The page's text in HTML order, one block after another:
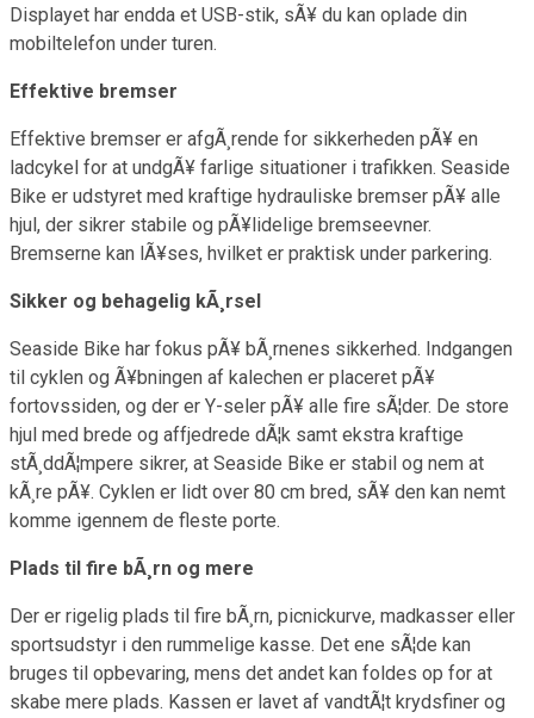
Displayet har endda et USB-stik, sÃ¥ du kan oplade din
mobiltelefon under turen.
Effektive bremser
Effektive bremser er afgÃ¸rende for sikkerheden pÃ¥ en
ladcykel for at undgÃ¥ farlige situationer i trafikken. Seaside
Bike er udstyret med kraftige hydrauliske bremser pÃ¥ alle
hjul, der sikrer stabile og pÃ¥lidelige bremseevner.
Bremserne kan lÃ¥ses, hvilket er praktisk under parkering.
Sikker og behagelig kÃ¸rsel
Seaside Bike har fokus pÃ¥ bÃ¸rnenes sikkerhed. Indgangen
til cyklen og Ã¥bningen af kalechen er placeret pÃ¥
fortovssiden, og der er Y-seler pÃ¥ alle fire sÃ¦der. De store
hjul med brede og affjedrede dÃ¦k samt ekstra kraftige
stÃ¸ddÃ¦mpere sikrer, at Seaside Bike er stabil og nem at
kÃ¸re pÃ¥. Cyklen er lidt over 80 cm bred, sÃ¥ den kan nemt
komme igennem de fleste porte.
Plads til fire bÃ¸rn og mere
Der er rigelig plads til fire bÃ¸rn, picnickurve, madkasser eller
sportsudstyr i den rummelige kasse. Det ene sÃ¦de kan
bruges til opbevaring, mens det andet kan foldes op for at
skabe mere plads. Kassen er lavet af vandtÃ¦t krydsfiner og